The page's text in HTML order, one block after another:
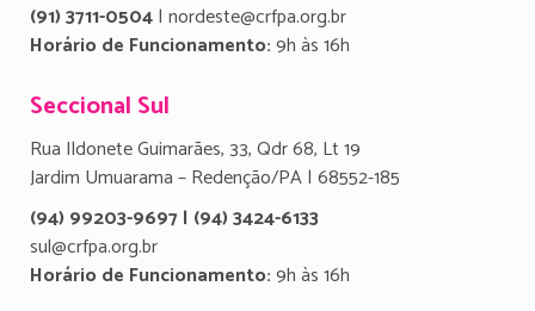
(91) 3711-0504| nordeste@crfpa.org.br
Horário de Funcionamento:9h às 16h
Seccional Sul
Rua Ildonete Guimarães, 33, Qdr 68, Lt 19
Jardim Umuarama – Redenção/PA | 68552-185
(94) 99203-9697 | (94) 3424-6133
sul@crfpa.org.br
Horário de Funcionamento:9h às 16h